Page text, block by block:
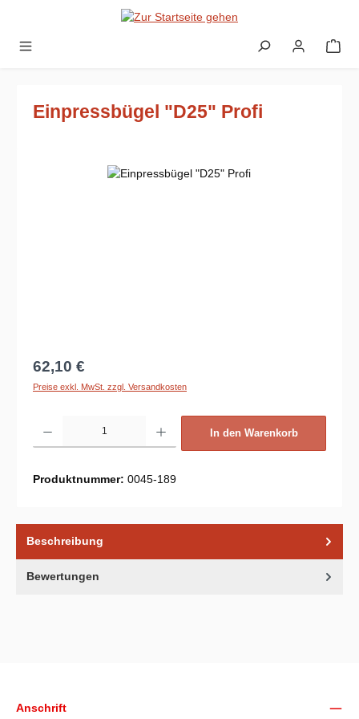
Zum Hauptinhalt springen
Einpressbügel "D25" Profi
Bildergalerie überspringen
Regulärer Preis:
62,10 €
Preise exkl. MwSt. zzgl. Versandkosten
In den Warenkorb
Produktnummer: 0045-189
Beschreibung
Bewertungen
Anschrift